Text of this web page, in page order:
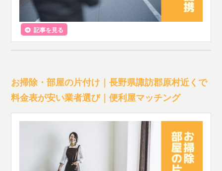
記事を見る
お掃除・部屋の片付け｜長野県諏訪郡原村近くで
料金表が安い業者選び｜便利屋マッチング